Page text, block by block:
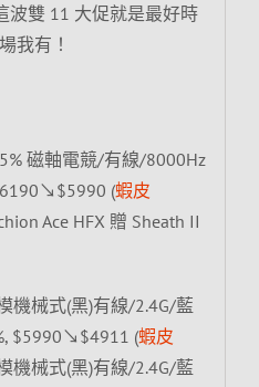
波雙 11 大促就是最好時
我有！
磁軸電競/有線/8000Hz
(蝦皮
Ace HFX 贈 Sheath II
機械式(黑)有線/2.4G/藍
$5990↘$4911 (蝦皮
機械式(黑)有線/2.4G/藍